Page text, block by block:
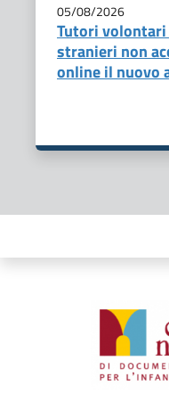
05/08/2026
Tutori
stranieri non
online il nuovo
Organismi